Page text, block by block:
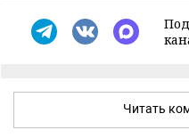
Читать